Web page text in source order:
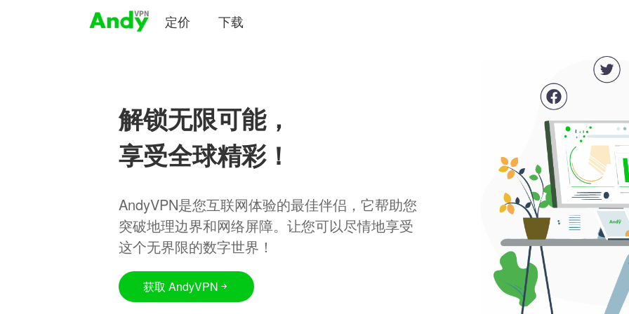
定价 下载
解锁无限可能，
享受全球精彩！
AndyVPN是您互联网体验的最佳伴侣，它帮助您
突破地理边界和网络屏障。让您可以尽情地享受
这个无界限的数字世界！
获取 AndyVPN